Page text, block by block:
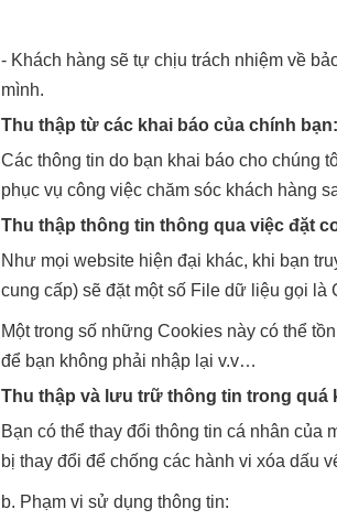
- Khách hàng sẽ tự chịu trách nhiệm về
mình.
Thu thập từ các khai báo của chính bạn:
Các thông tin do bạn khai báo cho chúng
phục vụ công việc chăm sóc khách hàng
Thu thập thông tin thông qua việc đặt
Như mọi website hiện đại khác, khi bạn
cung cấp) sẽ đặt một số File dữ liệu gọi
Một trong số những Cookies này có thể
để bạn không phải nhập lại v.v…
Thu thập và lưu trữ thông tin trong quá
Bạn có thể thay đổi thông tin cá nhân
bị thay đổi để chống các hành vi xóa dấu
b. Phạm vi sử dụng thông tin: